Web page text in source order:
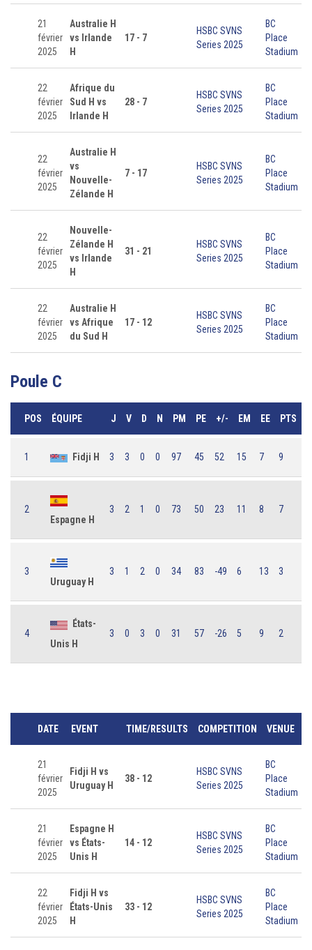
21
février
2025
Australie H
vs Irlande
H
17 - 7
HSBC SVNS
Series 2025
BC
Place
Stadium
22
février
2025
Afrique du
Sud H vs
Irlande H
28 - 7
HSBC SVNS
Series 2025
BC
Place
Stadium
22
février
2025
Australie H
vs
Nouvelle-
Zélande H
7 - 17
HSBC SVNS
Series 2025
BC
Place
Stadium
22
février
2025
Nouvelle-
Zélande H
vs Irlande
H
31 - 21
HSBC SVNS
Series 2025
BC
Place
Stadium
22
février
2025
Australie H
vs Afrique
du Sud H
17 - 12
HSBC SVNS
Series 2025
BC
Place
Stadium
Poule C
POS ÉQUIPE J V D N PM PE +/- EM EE PTS
1 Fidji H 3 3 0 0 97 45 52 15 7 9
2
Espagne H
3 2 1 0 73 50 23 11 8 7
3
Uruguay H
3 1 2 0 34 83 -49 6 13 3
4
États-
Unis H
3 0 3 0 31 57 -26 5 9 2
DATE EVENT TIME/RESULTS COMPETITION VENUE
21
février
2025
Fidji H vs
Uruguay H
38 - 12
HSBC SVNS
Series 2025
BC
Place
Stadium
21
février
2025
Espagne H
vs États-
Unis H
14 - 12
HSBC SVNS
Series 2025
BC
Place
Stadium
22
février
2025
Fidji H vs
États-Unis
H
33 - 12
HSBC SVNS
Series 2025
BC
Place
Stadium